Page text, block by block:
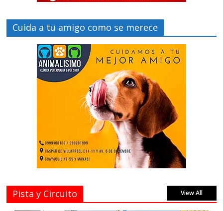
Cuida a tu amigo como se merece
Pista y Circuito View All